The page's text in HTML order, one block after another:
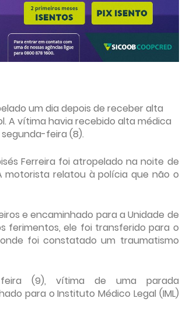
um dia depois de receber alta
A vítima havia recebido alta médica
feira (8).
Ferreira foi atropelado na noite de
motorista relatou à polícia que não o
e encaminhado para a Unidade de
ferimentos, ele foi transferido para o
onde foi constatado um traumatismo
(9), vítima de uma parada
para o Instituto Médico Legal (IML)